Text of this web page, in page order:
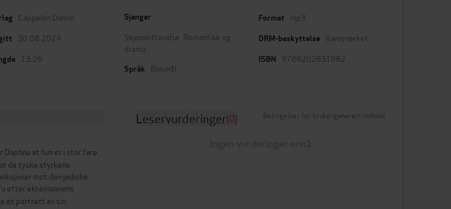
Cappelen Damm
30.08.2024
13:26
Sjanger
Skjønnlitteratur Romantikk og
drama
Språk Bokmål
Format mp3
DRM-beskyttelse Vannmerket
ISBN 9788202831882
at hun er i stor fare.
de tyske styrkene
mot den jødiske
etter ektemannens
et portrett av sin
Leservurderinger(0) Betingelser for brukergenerert innhold
Ingen vurderinger ennå